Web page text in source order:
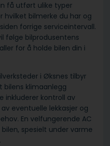
få utført ulike typer
hvilket bilmerke du har og
forrige serviceintervall.
følge bilprodusentens
for å holde bilen din i
i Øksnes tilbyr
bilens klimaanlegg
inkluderer kontroll av
eventuelle lekkasjer og
En velfungerende AC
spesielt under varme